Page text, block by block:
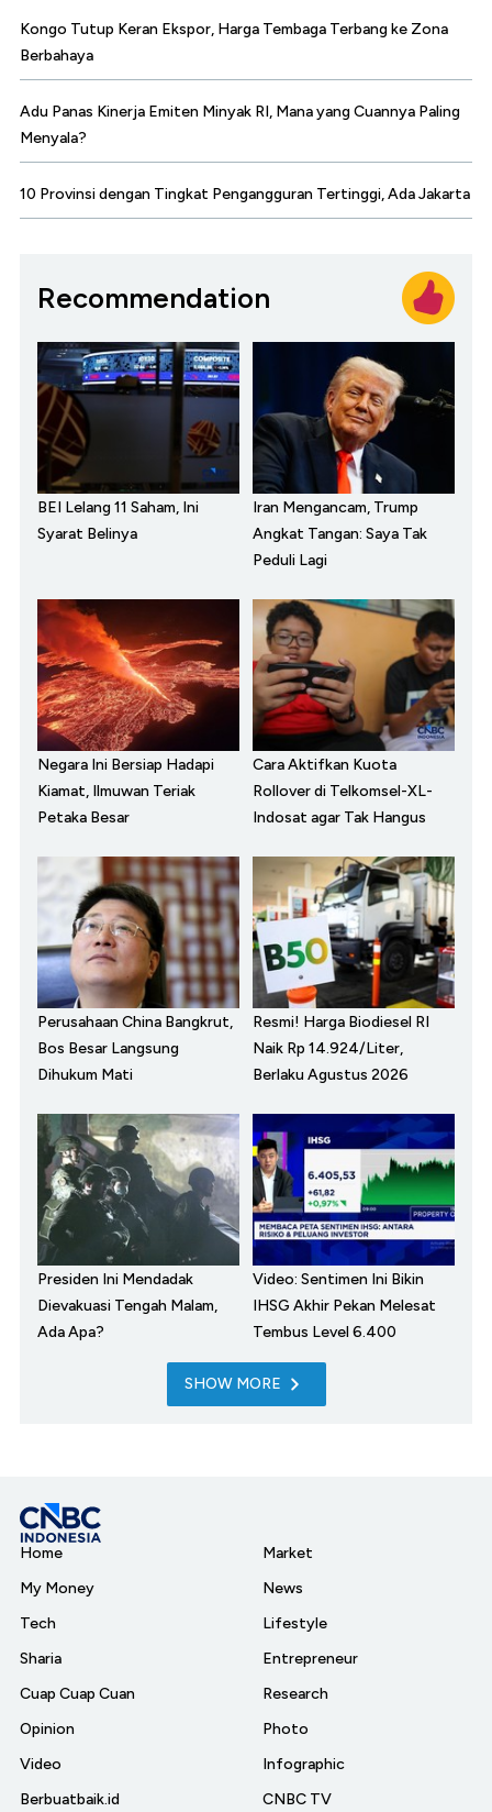
Kongo Tutup Keran Ekspor, Harga Tembaga Terbang ke Zona
Berbahaya
Adu Panas Kinerja Emiten Minyak RI, Mana yang Cuannya Paling
Menyala?
10 Provinsi dengan Tingkat Pengangguran Tertinggi, Ada Jakarta
Recommendation
BEI Lelang 11 Saham, Ini
Syarat Belinya
Iran Mengancam, Trump
Angkat Tangan: Saya Tak
Peduli Lagi
Negara Ini Bersiap Hadapi
Kiamat, Ilmuwan Teriak
Petaka Besar
Cara Aktifkan Kuota
Rollover di Telkomsel-XL-
Indosat agar Tak Hangus
Perusahaan China Bangkrut,
Bos Besar Langsung
Dihukum Mati
Resmi! Harga Biodiesel RI
Naik Rp 14.924/Liter,
Berlaku Agustus 2026
Presiden Ini Mendadak
Dievakuasi Tengah Malam,
Ada Apa?
Video: Sentimen Ini Bikin
IHSG Akhir Pekan Melesat
Tembus Level 6.400
SHOW MORE
Home
My Money
Tech
Sharia
Cuap Cuap Cuan
Opinion
Video
Berbuatbaik.id
Market
News
Lifestyle
Entrepreneur
Research
Photo
Infographic
CNBC TV